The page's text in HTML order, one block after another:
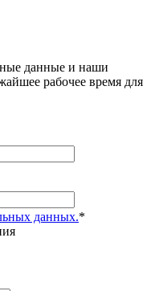
данные и наши
рабочее время для
данных.*